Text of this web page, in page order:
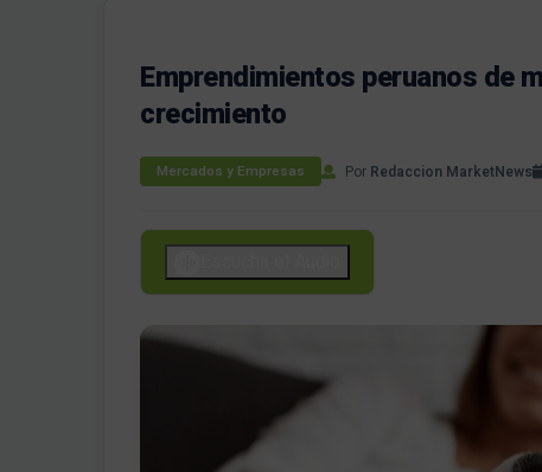
Emprendimientos peruanos de
crecimiento
Mercados y Empresas Por Redaccion MarketNews